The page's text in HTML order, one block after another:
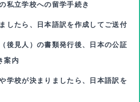
私立学校への留学手続き
したら、日本語訳を作成してご送付
後見人）の書類発行後、日本の公証
案内
学校が決まりましたら、日本語訳を